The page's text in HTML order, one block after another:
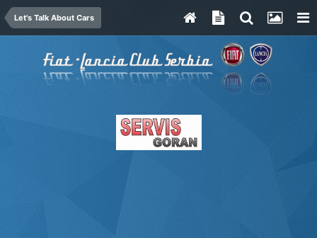
Let's Talk About Cars